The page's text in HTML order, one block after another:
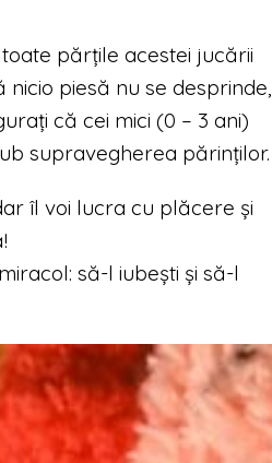
părțile acestei jucării
piesă nu se desprinde,
că cei mici (0 – 3 ani)
supravegherea părinților.
îl voi lucra cu plăcere și
să-l iubești și să-l